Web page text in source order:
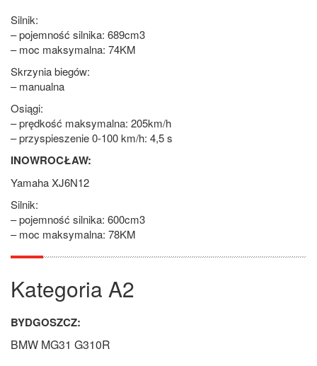
Silnik:
– pojemność silnika: 689cm3
– moc maksymalna: 74KM
Skrzynia biegów:
– manualna
Osiągi:
– prędkość maksymalna: 205km/h
– przyspieszenie 0-100 km/h: 4,5 s
INOWROCŁAW:
Yamaha XJ6N12
Silnik:
– pojemność silnika: 600cm3
– moc maksymalna: 78KM
Kategoria A2
BYDGOSZCZ:
BMW MG31 G310R